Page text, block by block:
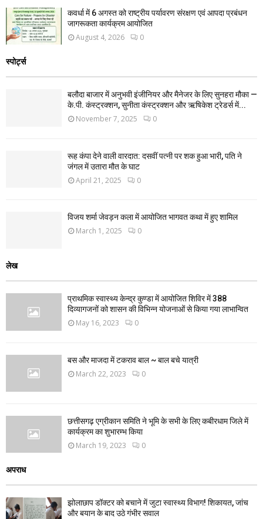
कवर्धा में 6 अगस्त को राष्ट्रीय पर्यावरण संरक्षण एवं आपदा प्रबंधन
जागरूकता कार्यक्रम आयोजित
August 4, 2026 0
स्पोर्ट्स
बलौदा बाजार में अनुभवी इंजीनियर और मैनेजर के लिए सुनहरा मौका —
के.पी. कंस्ट्रक्शन, सुनीता कंस्ट्रक्शन और ऋषिकेश ट्रेडर्स में...
November 7, 2025 0
रूह कंपा देने वाली वारदात: दसवीं पत्नी पर शक हुआ भारी, पति ने
जंगल में उतारा मौत के घाट
April 21, 2025 0
विजय शर्मा जेवड़न कला में आयोजित भागवत कथा में हुए शामिल
March 1, 2025 0
लेख
प्राथमिक स्वास्थ्य केन्द्र कुण्डा में आयोजित शिविर में 388
दिव्यागजनों को शासन की विभिन्न योजनाओं से किया गया लाभान्वित
May 16, 2023 0
बस और माजदा में टकराव बाल ~ बाल बचे यात्री
March 22, 2023 0
छत्तीसगढ़ एग्रीकान समिति ने भूमि के सभी के लिए कबीरधाम जिले में
कार्यक्रम का शुभारम्भ किया
March 19, 2023 0
अपराध
झोलाछाप डॉक्टर को बचाने में जुटा स्वास्थ्य विभाग! शिकायत, जांच
और बयान के बाद उठे गंभीर सवाल